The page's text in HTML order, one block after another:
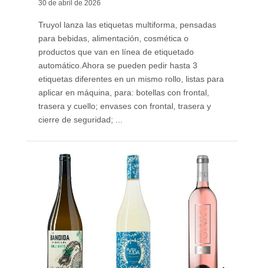
30 de abril de 2026
Truyol lanza las etiquetas multiforma, pensadas
para bebidas, alimentación, cosmética o
productos que van en línea de etiquetado
automático. ​Ahora se pueden pedir hasta 3
etiquetas diferentes en un mismo rollo, listas para
aplicar en máquina, para: botellas con frontal,
trasera y cuello; envases con frontal, trasera y
cierre de seguridad; ...